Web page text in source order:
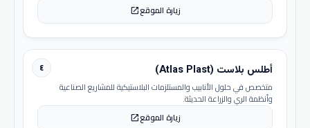
زيارة الموقعopen_in_new
٤ أطلس بلاست (Atlas Plast)
متخصص في حلول الأنابيب والمستلزمات البلاستيكية للمشاريع الصناعية
وأنظمة الري والزراعة الحديثة.
زيارة الموقعopen_in_new